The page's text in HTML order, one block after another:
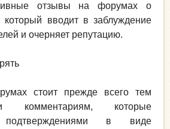
отзывы на форумах о
который вводит в заблуждение
и очерняет репутацию.
стоит прежде всего тем
комментариям, которые
подтверждениями в виде